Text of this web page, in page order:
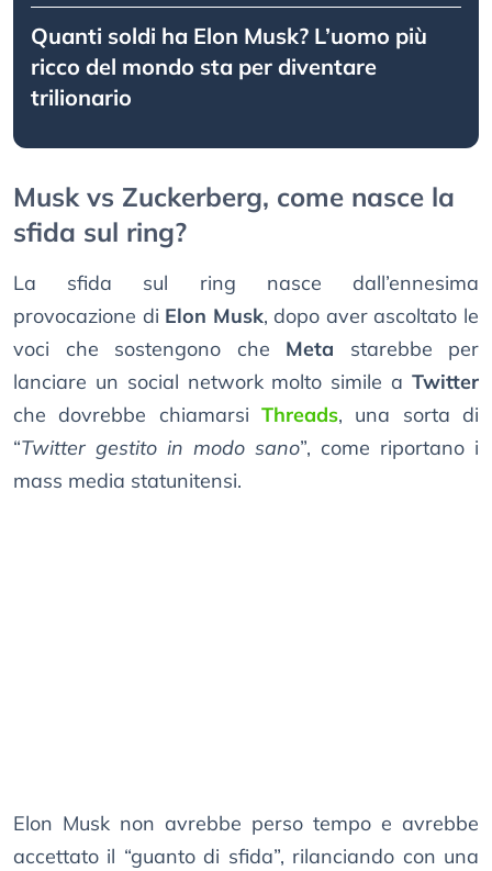
Quanti soldi ha Elon Musk? L’uomo più
ricco del mondo sta per diventare
trilionario
Musk vs Zuckerberg, come nasce la
sfida sul ring?
La sfida sul ring nasce dall’ennesima
provocazione di Elon Musk, dopo aver ascoltato le
voci che sostengono che Meta starebbe per
lanciare un social network molto simile a Twitter
che dovrebbe chiamarsi Threads, una sorta di
“Twitter gestito in modo sano”, come riportano i
mass media statunitensi.
Elon Musk non avrebbe perso tempo e avrebbe
accettato il “guanto di sfida”, rilanciando con una